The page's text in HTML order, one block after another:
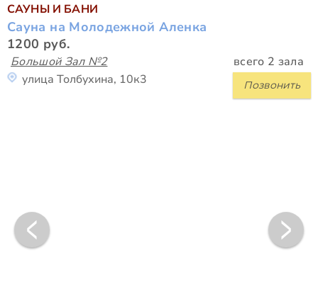
САУНЫ И БАНИ
Сауна на Молодежной Аленка
1200 руб.
Большой Зал №2 всего 2 зала
Позвонить
улица Толбухина, 10к3